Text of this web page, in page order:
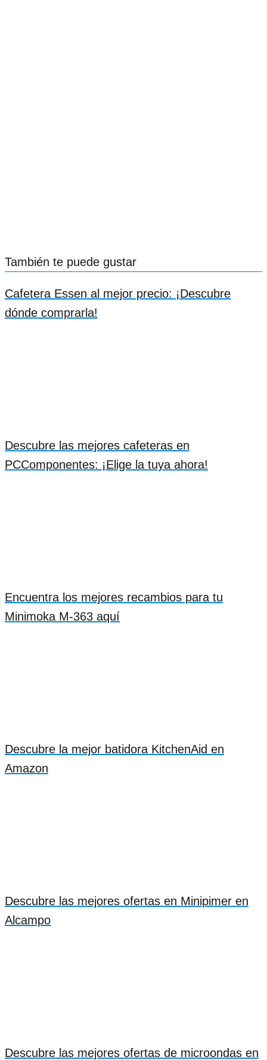
También te puede gustar
Cafetera Essen al mejor precio: ¡Descubre
dónde comprarla!
Descubre las mejores cafeteras en
PCComponentes: ¡Elige la tuya ahora!
Encuentra los mejores recambios para tu
Minimoka M-363 aquí
Descubre la mejor batidora KitchenAid en
Amazon
Descubre las mejores ofertas en Minipimer en
Alcampo
Descubre las mejores ofertas de microondas en